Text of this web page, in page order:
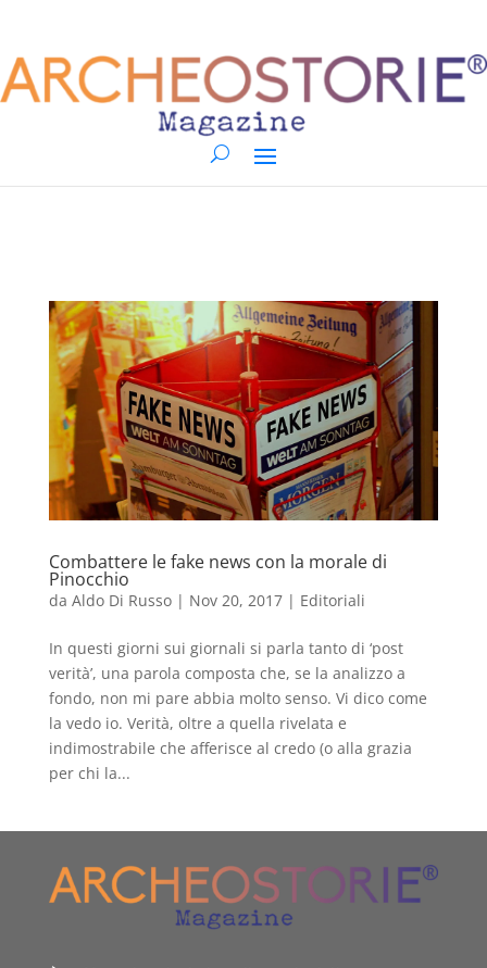
Combattere le fake news con la morale di
Pinocchio
da Aldo Di Russo| Nov 20, 2017| Editoriali
In questi giorni sui giornali si parla tanto di ‘post
verità’, una parola composta che, se la analizzo a
fondo, non mi pare abbia molto senso. Vi dico come
la vedo io. Verità, oltre a quella rivelata e
indimostrabile che afferisce al credo (o alla grazia
per chi la...